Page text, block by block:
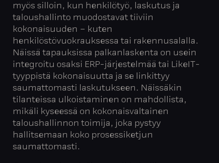
myös silloin, kun henkilötyö, laskutus ja
taloushallinto muodostavat tiiviin
kokonaisuuden – kuten
henkilöstövuokrauksessa tai rakennusalalla.
Näissä tapauksissa palkanlaskenta on usein
integroitu osaksi ERP-järjestelmää tai LikeIT-
tyyppistä kokonaisuutta ja se linkittyy
saumattomasti laskutukseen. Näissäkin
tilanteissa ulkoistaminen on mahdollista,
mikäli kyseessä on kokonaisvaltainen
taloushallinnon toimija, joka pystyy
hallitsemaan koko prosessiketjun
saumattomasti.